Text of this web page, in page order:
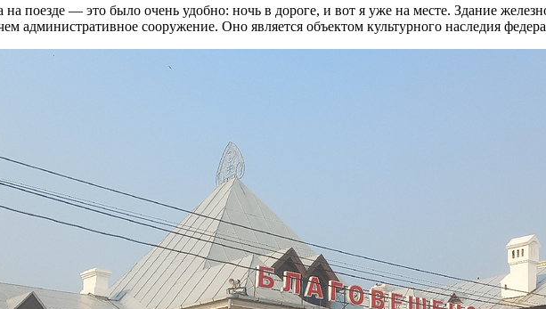
поезде — это было очень удобно: ночь в дороге, и вот я уже на месте. Здание
административное сооружение. Оно является объектом культурного наследия